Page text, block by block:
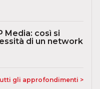
Media: così si
di un network
gli approfondimenti >